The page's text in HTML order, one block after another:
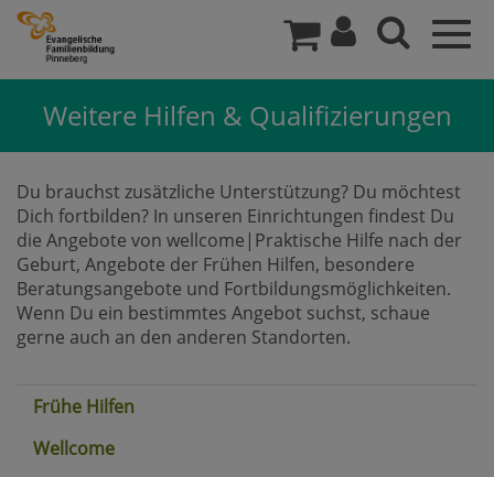
Weitere Hilfen & Qualifizierungen
Du brauchst zusätzliche Unterstützung? Du möchtest
Dich fortbilden? In unseren Einrichtungen findest Du
die Angebote von wellcome|Praktische Hilfe nach der
Geburt, Angebote der Frühen Hilfen, besondere
Beratungsangebote und Fortbildungsmöglichkeiten.
Wenn Du ein bestimmtes Angebot suchst, schaue
gerne auch an den anderen Standorten.
Frühe Hilfen
Wellcome